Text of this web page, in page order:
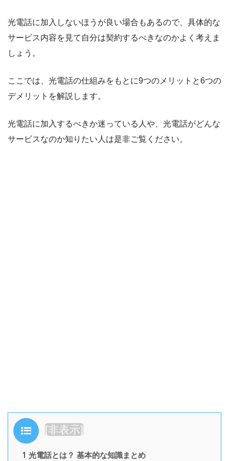
光電話に加入しないほうが良い場合もあるので、具体的な
サービス内容を見て自分は契約するべきなのかよく考えま
しょう。
ここでは、光電話の仕組みをもとに9つのメリットと6つの
デメリットを解説します。
光電話に加入するべきか迷っている人や、光電話がどんな
サービスなのか知りたい人は是非ご覧ください。
目次 [非表示]
1 光電話とは？ 基本的な知識まとめ